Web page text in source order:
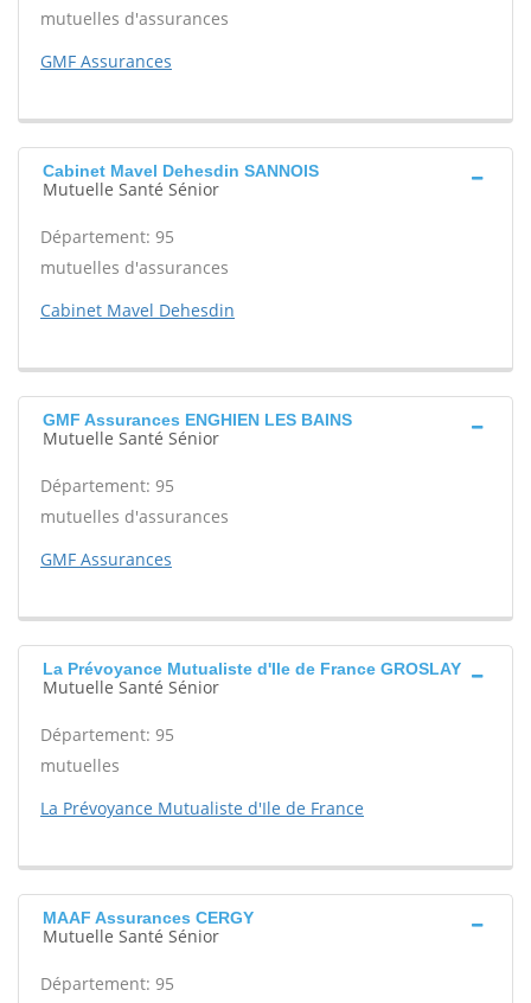
mutuelles d'assurances
GMF Assurances
Cabinet Mavel Dehesdin SANNOIS
Mutuelle Santé Sénior
Département: 95
mutuelles d'assurances
Cabinet Mavel Dehesdin
GMF Assurances ENGHIEN LES BAINS
Mutuelle Santé Sénior
Département: 95
mutuelles d'assurances
GMF Assurances
La Prévoyance Mutualiste d'Ile de France GROSLAY
Mutuelle Santé Sénior
Département: 95
mutuelles
La Prévoyance Mutualiste d'Ile de France
MAAF Assurances CERGY
Mutuelle Santé Sénior
Département: 95